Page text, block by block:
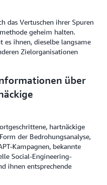
das Vertuschen ihrer Spuren
geheim halten.
es ihnen, dieselbe langsame
Zielorganisationen
über
hartnäckige
der Bedrohungsanalyse,
Kampagnen, bekannte
Social-Engineering-
ihnen entsprechende